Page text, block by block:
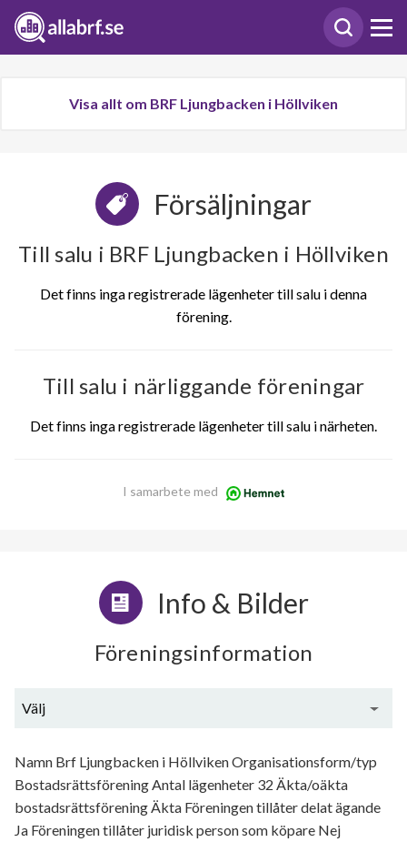
Visa allt om BRF Ljungbacken i Höllviken
Försäljningar
Till salu i BRF Ljungbacken i Höllviken
Det finns inga registrerade lägenheter till salu i denna
förening.
Till salu i närliggande föreningar
Det finns inga registrerade lägenheter till salu i närheten.
I samarbete med
Info & Bilder
Föreningsinformation
Välj
Namn Brf Ljungbacken i Höllviken Organisationsform/typ
Bostadsrättsförening Antal lägenheter 32 Äkta/oäkta
bostadsrättsförening Äkta Föreningen tillåter delat ägande
Ja Föreningen tillåter juridisk person som köpare Nej